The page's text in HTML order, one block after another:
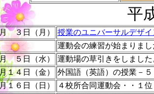
平
３日（月）
授業のユニバーサルデザ
運動会の練習が始まりま
５日（水）
運動場の草引きをしまし
１４日（金）
外国語（英語）の授業－
１６日（日）
４校所合同運動会・・１